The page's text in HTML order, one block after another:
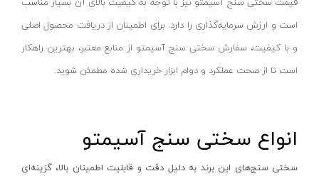
رابط گیج
آینه بازرسی
غلظت‌ سنج
گیج مانومتر
ام تی سی-MTC
هیتوچی- HITOCHI
هوفر- HUFER
رامونا-RAMONA
آنزو- ANZO
است و ارزش سرمایه‌گذاری را دارد. برای اطمینان از دریافت محصول اصلی
و با کیفیت، سفارش سختی سنج‌ آسیمتو از منابع معتبر، بهترین راهکار
است تا از صحت عملکرد و دوام ابزار خریداری شده مطمئن شوید.
انواع سختی سنج‌ آسیمتو
سختی سنج‌های این برند به دلیل دقت و قابلیت اطمینان بالا، گزینه‌ای